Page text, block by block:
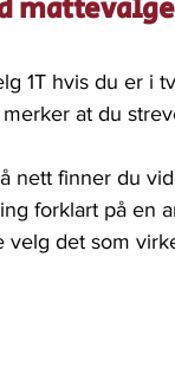
1T hvis du er i
merker at du
nett finner du
forklart på en
velg det som